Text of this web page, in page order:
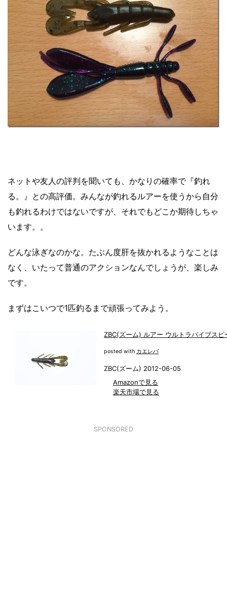
ネットや友人の評判を聞いても、かなりの確率で『釣れ
る。』との高評価。みんなが釣れるルアーを使うから自分
も釣れるわけではないですが、それでもどこか期待しちゃ
います。。
どんな泳ぎなのかな。たぶん度肝を抜かれるようなことは
なく、いたって普通のアクションなんでしょうが、楽しみ
です。
まずはこいつで1匹釣るまで頑張ってみよう。
ZBC(ズーム) ルアー ウルトラバイブス
posted with カエレバ
ZBC(ズーム) 2012-06-05
Amazonで見る
楽天市場で見る
SPONSORED